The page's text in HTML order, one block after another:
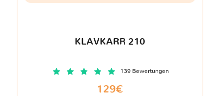
KLAVKARR 210
139 Bewertungen
129€